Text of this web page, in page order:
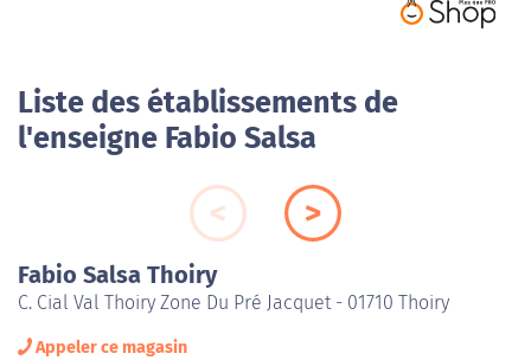
Liste des établissements de
l'enseigne Fabio Salsa
Fabio Salsa Thoiry
C. Cial Val Thoiry Zone Du Pré Jacquet - 01710 Thoiry
Appeler ce magasin